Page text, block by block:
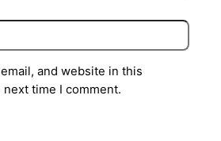
and website in this
time I comment.